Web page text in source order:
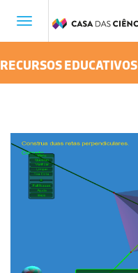
Toggle
RECURSOS EDUCATIVOS